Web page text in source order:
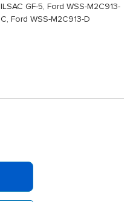
ILSAC GF-5, Ford WSS-M2C913-
C, Ford WSS-M2C913-D